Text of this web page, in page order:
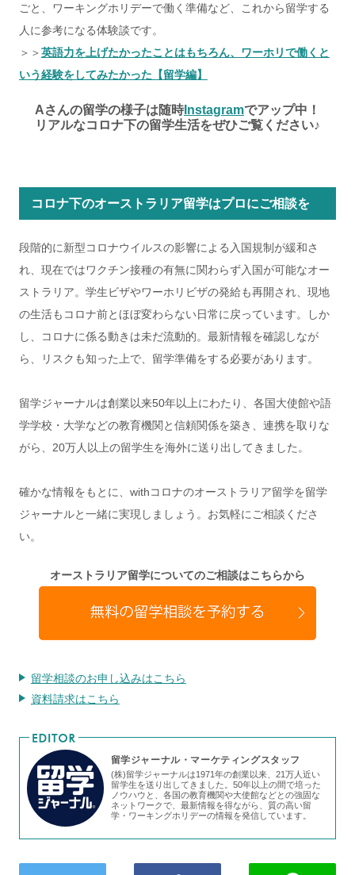
ごと、ワーキングホリデーで働く準備など、これから留学する
人に参考になる体験談です。
＞＞英語力を上げたかったことはもちろん、ワーホリで働くと
いう経験をしてみたかった【留学編】
Aさんの留学の様子は随時Instagramでアップ中！
リアルなコロナ下の留学生活をぜひご覧ください♪
コロナ下のオーストラリア留学はプロにご相談を
段階的に新型コロナウイルスの影響による入国規制が緩和さ
れ、現在ではワクチン接種の有無に関わらず入国が可能なオー
ストラリア。学生ビザやワーホリビザの発給も再開され、現地
の生活もコロナ前とほぼ変わらない日常に戻っています。しか
し、コロナに係る動きは未だ流動的。最新情報を確認しなが
ら、リスクも知った上で、留学準備をする必要があります。
留学ジャーナルは創業以来50年以上にわたり、各国大使館や語
学学校・大学などの教育機関と信頼関係を築き、連携を取りな
がら、20万人以上の留学生を海外に送り出してきました。
確かな情報をもとに、withコロナのオーストラリア留学を留学
ジャーナルと一緒に実現しましょう。お気軽にご相談くださ
い。
オーストラリア留学についてのご相談はこちらから
留学相談のお申し込みはこちら
資料請求はこちら
留学ジャーナル・マーケティングスタッフ
(株)留学ジャーナルは1971年の創業以来、21万人近い
留学生を送り出してきました。50年以上の間で培った
ノウハウと、各国の教育機関や大使館などとの強固な
ネットワークで、最新情報を得ながら、質の高い留
学・ワーキングホリデーの情報を発信しています。